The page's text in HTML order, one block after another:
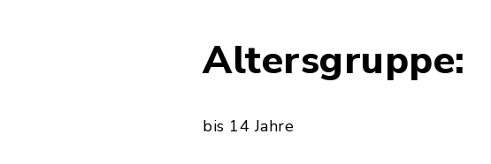
Altersgruppe:
bis 14 Jahre